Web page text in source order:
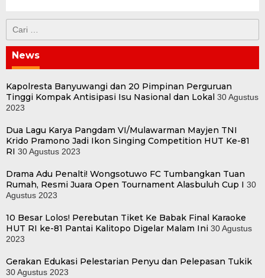
untuk:
News
Kapolresta Banyuwangi dan 20 Pimpinan Perguruan
Tinggi Kompak Antisipasi Isu Nasional dan Lokal 30 Agustus
2023
Dua Lagu Karya Pangdam VI/Mulawarman Mayjen TNI
Krido Pramono Jadi Ikon Singing Competition HUT Ke-81
RI 30 Agustus 2023
Drama Adu Penalti! Wongsotuwo FC Tumbangkan Tuan
Rumah, Resmi Juara Open Tournament Alasbuluh Cup I 30
Agustus 2023
10 Besar Lolos! Perebutan Tiket Ke Babak Final Karaoke
HUT RI ke-81 Pantai Kalitopo Digelar Malam Ini 30 Agustus
2023
Gerakan Edukasi Pelestarian Penyu dan Pelepasan Tukik
30 Agustus 2023